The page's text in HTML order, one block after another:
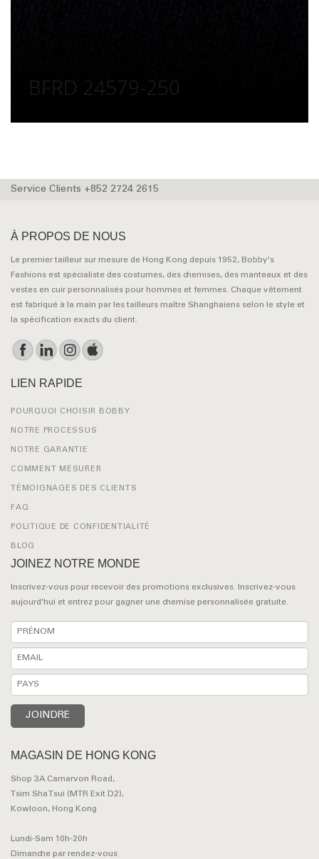
BFRD 24579-250
Service Clients +852 2724 2615
À PROPOS DE NOUS
Le premier tailleur sur mesure de Hong Kong depuis 1952, Bobby's
Fashions est spécialiste des costumes, des chemises, des manteaux et des
vestes en cuir personnalisés pour hommes et femmes. Chaque vêtement
est fabriqué à la main par les tailleurs maître Shanghaiens selon le style et
la spécification exacts du client.
LIEN RAPIDE
POURQUOI CHOISIR BOBBY
NOTRE PROCESSUS
NOTRE GARANTIE
COMMENT MESURER
TÉMOIGNAGES DES CLIENTS
FAQ
POLITIQUE DE CONFIDENTIALITÉ
BLOG
JOINEZ NOTRE MONDE
Inscrivez-vous pour recevoir des promotions exclusives. Inscrivez-vous
aujourd'hui et entrez pour gagner une chemise personnalisée gratuite.
MAGASIN DE HONG KONG
Shop 3A Carnarvon Road,
Tsim Sha Tsui (MTR Exit D2),
Kowloon, Hong Kong
Lundi-Sam 10h-20h
Dimanche par rendez-vous